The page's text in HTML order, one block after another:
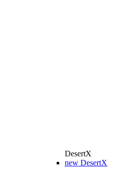
DesertX
new DesertX